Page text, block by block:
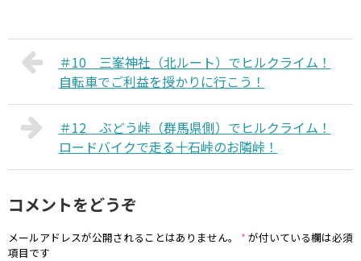
＃10 三峯神社（北ルート）でヒルクライム！
自転車でご利益を授かりに行こう！
＃12 ぶどう峠（群馬県側）でヒルクライム！
ロードバイクで走る十石峠のお隣峠！
コメントをどうぞ
メールアドレスが公開されることはありません。 * が付いている欄は必須
項目です